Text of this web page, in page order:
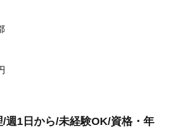
週1日から/未経験OK/資格・年